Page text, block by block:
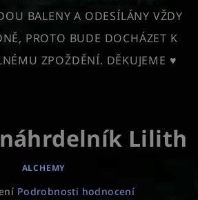
BALENY A ODESÍLÁNY VŽDY
PROTO BUDE DOCHÁZET K
ZPOŽDĚNÍ. DĚKUJEME ♥
Lilith
ALCHEMY
Podrobnosti hodnocení